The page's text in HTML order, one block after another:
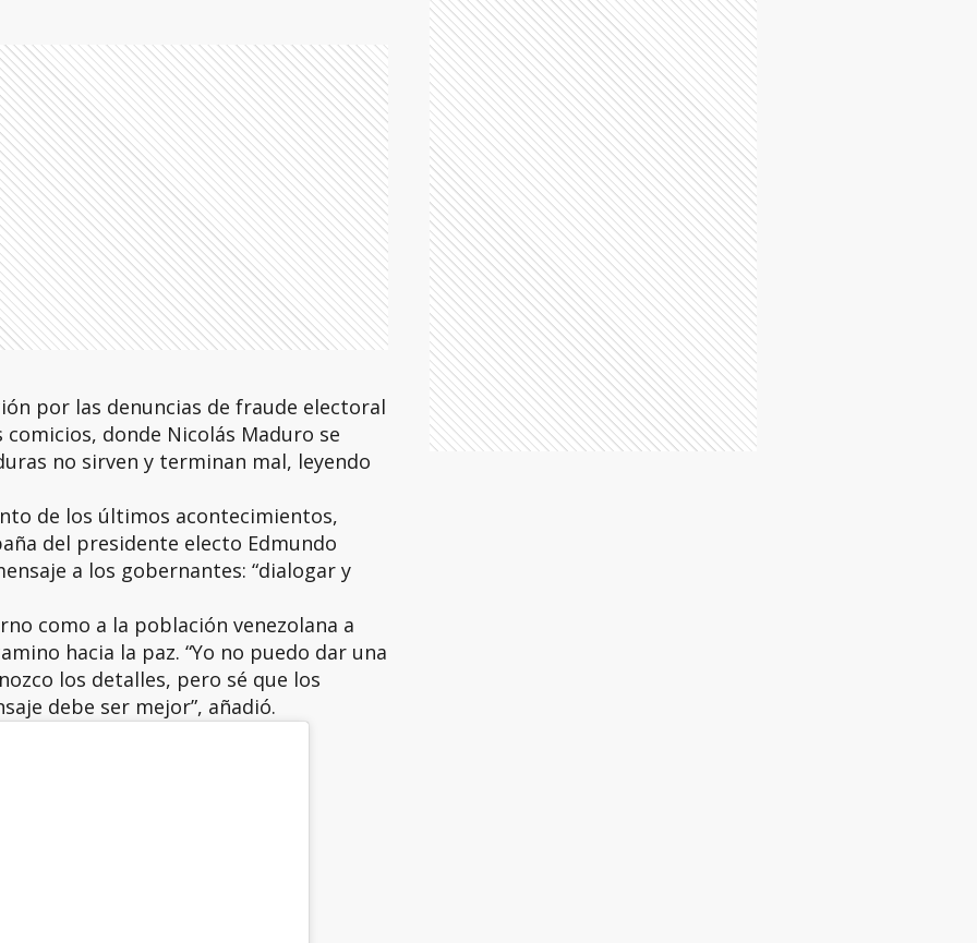
por las denuncias de fraude electoral
donde Nicolás Maduro se
no sirven y terminan mal, leyendo
de los últimos acontecimientos,
del presidente electo Edmundo
a los gobernantes: “dialogar y
como a la población venezolana a
hacia la paz. “Yo no puedo dar una
los detalles, pero sé que los
debe ser mejor”, añadió.